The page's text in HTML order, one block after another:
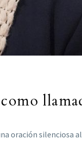
oración